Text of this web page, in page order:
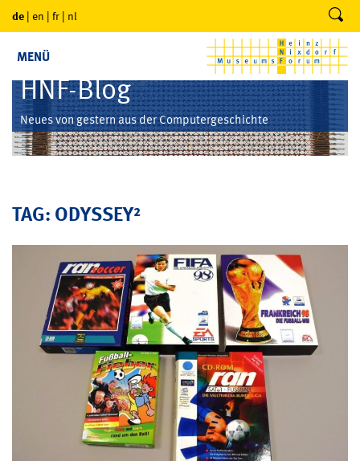
de | en | fr | nl
MENÜ
HNF-Blog
Neues von gestern aus der Computergeschichte
TAG: ODYSSEY²